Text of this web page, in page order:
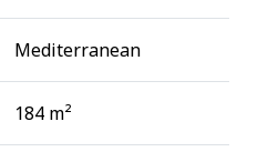
Mediterranean
184 m²